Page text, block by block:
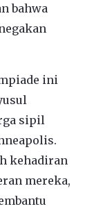
bahwa
ini
sipil
kehadiran
mereka,